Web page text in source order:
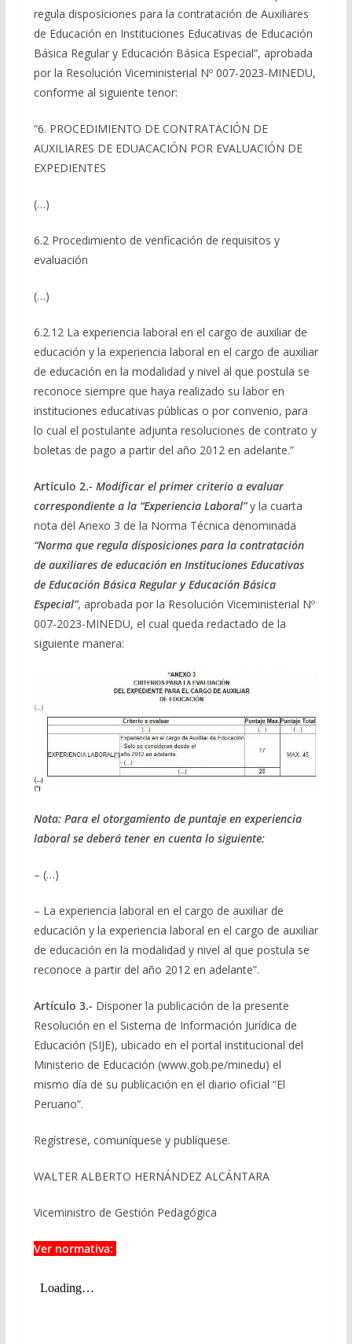
regula disposiciones para la contratación de Auxiliares
de Educación en Instituciones Educativas de Educación
Básica Regular y Educación Básica Especial”, aprobada
por la Resolución Viceministerial Nº 007-2023-MINEDU,
conforme al siguiente tenor:
“6. PROCEDIMIENTO DE CONTRATACIÓN DE
AUXILIARES DE EDUACACIÓN POR EVALUACIÓN DE
EXPEDIENTES
(…)
6.2 Procedimiento de verificación de requisitos y
evaluación
(…)
6.2.12 La experiencia laboral en el cargo de auxiliar de
educación y la experiencia laboral en el cargo de auxiliar
de educación en la modalidad y nivel al que postula se
reconoce siempre que haya realizado su labor en
instituciones educativas públicas o por convenio, para
lo cual el postulante adjunta resoluciones de contrato y
boletas de pago a partir del año 2012 en adelante.”
Artículo 2.- Modificar el primer criterio a evaluar
correspondiente a la “Experiencia Laboral”y la cuarta
nota del Anexo 3 de la Norma Técnica denominada
“Norma que regula disposiciones para la contratación
de auxiliares de educación en Instituciones Educativas
de Educación Básica Regular y Educación Básica
Especial”, aprobada por la Resolución Viceministerial Nº
007-2023-MINEDU, el cual queda redactado de la
siguiente manera:
Nota: Para el otorgamiento de puntaje en experiencia
laboral se deberá tener en cuenta lo siguiente:
– (…)
– La experiencia laboral en el cargo de auxiliar de
educación y la experiencia laboral en el cargo de auxiliar
de educación en la modalidad y nivel al que postula se
reconoce a partir del año 2012 en adelante”.
Artículo 3.- Disponer la publicación de la presente
Resolución en el Sistema de Información Jurídica de
Educación (SIJE), ubicado en el portal institucional del
Ministerio de Educación (www.gob.pe/minedu) el
mismo día de su publicación en el diario oficial “El
Peruano”.
Regístrese, comuníquese y publíquese.
WALTER ALBERTO HERNÁNDEZ ALCÁNTARA
Viceministro de Gestión Pedagógica
Ver normativa: